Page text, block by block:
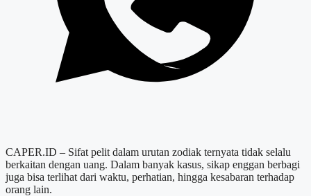
CAPER.ID – Sifat pelit dalam urutan zodiak ternyata tidak selalu
berkaitan dengan uang. Dalam banyak kasus, sikap enggan berbagi
juga bisa terlihat dari waktu, perhatian, hingga kesabaran terhadap
orang lain.